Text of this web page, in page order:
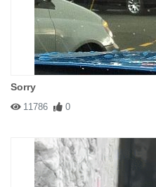
Sorry
11786 0